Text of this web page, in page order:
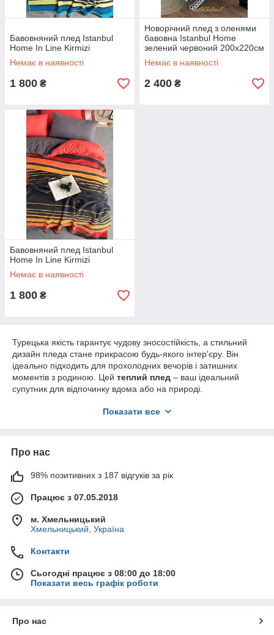
Бавовняний плед Istanbul
Home In Line Kirmizi
Немає в наявності
1 800 ₴
Новорічний плед з оленями
бавовна Istanbul Home
зелений червоний 200х220см
Немає в наявності
2 400 ₴
Бавовняний плед Istanbul
Home In Line Kirmizi
Немає в наявності
1 800 ₴
Турецька якість гарантує чудову зносостійкість, а стильний
дизайн пледа стане прикрасою будь-якого інтер'єру. Він
ідеально підходить для прохолодних вечорів і затишних
моментів з родиною. Цей теплий плед – ваш ідеальний
супутник для відпочинку вдома або на природі.
для себе, але й чудова ідея для подарунка. Порадуйте
Показати все
Про нас
98% позитивних з 187 відгуків за рік
Працює з 07.05.2018
м. Хмельницький
Хмельницький, Україна
Контакти
Сьогодні працює з 08:00 до 18:00
Показати весь графік роботи
Про нас